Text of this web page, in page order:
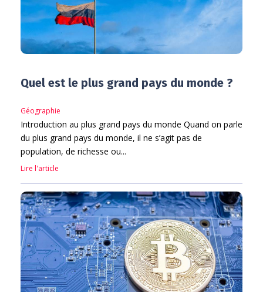
Quel est le plus grand pays du monde ?
Géographie
Introduction au plus grand pays du monde Quand on parle
du plus grand pays du monde, il ne s’agit pas de
population, de richesse ou...
Lire l'article